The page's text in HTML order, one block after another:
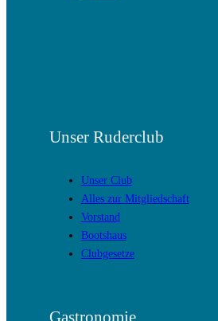
Unser Ruderclub
Unser Club
Alles zur Mitgliedschaft
Vorstand
Bootshaus
Clubgesetze